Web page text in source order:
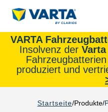
VARTA
Insolvenz der Varta
produziert und
Startseite Produkte